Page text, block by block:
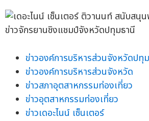
ข่าวองค์การบริหารส่วนจังหวัดปทุ
ข่าวองค์การบริหารส่วนจังหวัด
ข่าวสภาอุตสาหกรรมท่องเที่ยว
ข่าวอุตสาหกรรมท่องเที่ยว
ข่าวเดอะไนน์ เซ็นเตอร์